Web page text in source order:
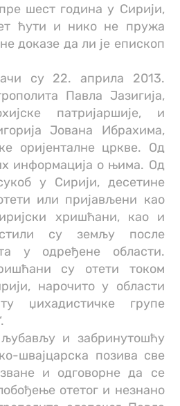
шест година у Сирији,
ћути и нико не пружа
доказе да ли је епископ
су 22. априла 2013.
Павла Јазигија,
патријаршије, и
Јована Ибрахима,
оријенталне цркве. Од
информација о њима. Од
у Сирији, десетине
или пријављени као
хришћани, као и
су земљу после
у одређене области.
су отети током
нарочито у области
џихадистичке групе
и забринутошћу
швајцарска позива све
и одговорне да се
отетог и незнано